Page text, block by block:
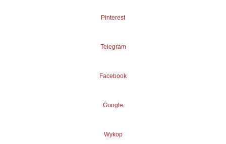
Pinterest
Telegram
Facebook
Google
Wykop